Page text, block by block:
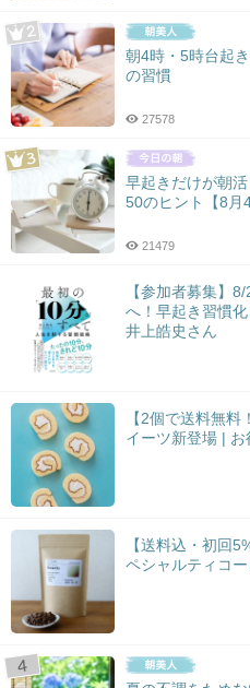
朝4時・5時台起
の習慣
27578
早起きだけが朝
50のヒント【8月
21479
【参加者募集】
へ！早起き習慣化
井上皓史さん
【2個で送料無
イーツ新登場 |
【送料込・初回
ペシャルティコ